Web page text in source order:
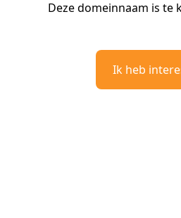
Deze domeinnaam is te
Ik heb